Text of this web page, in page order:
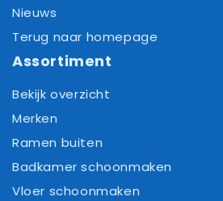
Nieuws
Terug naar homepage
Assortiment
Bekijk overzicht
Merken
Ramen buiten
Badkamer schoonmaken
Vloer schoonmaken